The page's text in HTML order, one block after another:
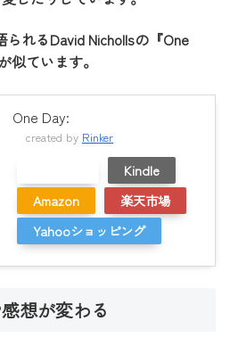
れるDavid Nichollsの『One
似ています。
One Day:
created by Rinker
Kindle
Amazon
楽天市場
Yahooショッピング
想が変わる